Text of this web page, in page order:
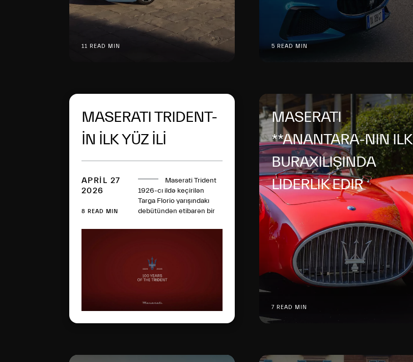
11 READ MIN 5 READ MIN
MASERATI TRIDENT-
İN İLK YÜZ İLİ
APRIL 27
2026
8 READ MIN
Maserati Trident
1926-cı ildə keçirilən
Targa Florio yarışındakı
debütündən etibarən bir
və bu müddət ərzində
nailiyyətlər toplayıb. Yüz il
sonra bu möhtəşəm loqo
daha da təkamül edərək
qlobal simvoluna çevrilib.
MASERATI
**ANANTARA-NIN ILK
BURAXILIŞINDA
LIDERLIK EDIR
7 READ MIN